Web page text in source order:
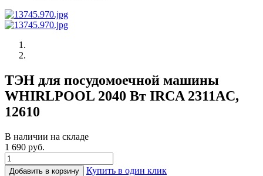
ТЭН для посудомоечной машины
WHIRLPOOL 2040 Вт IRCA 2311AC,
12610
В наличии на складе
1 690 руб.
Добавить в корзину
Купить в один клик